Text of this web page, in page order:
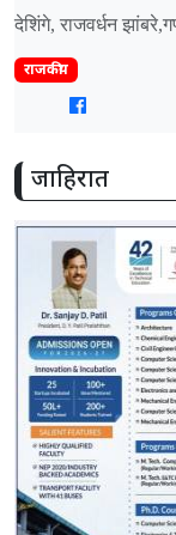
देशिंगे, राजवर्धन
राजकीय
जाहिरात